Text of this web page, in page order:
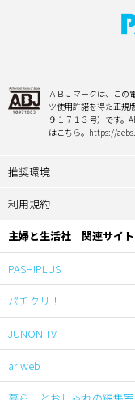
ＡＢＪマークは、この
ツ使用許諾を得た正規
９１７１３号）です。
はこちら。https://
推奨環境
利用規約
主婦と生活社 関連サイト
PASH!PLUS
パチクリ！
JUNON TV
ar web